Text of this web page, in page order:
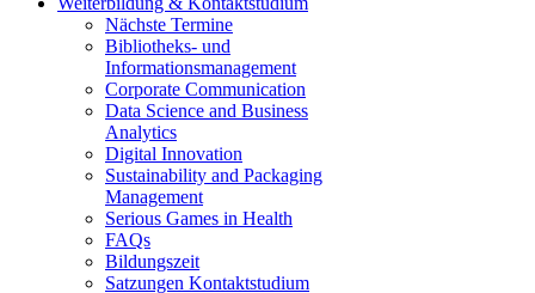
Nächste Termine
Bibliotheks- und
Informationsmanagement
Corporate Communication
Data Science and Business
Analytics
Digital Innovation
Sustainability and Packaging
Management
Serious Games in Health
FAQs
Bildungszeit
Satzungen Kontaktstudium